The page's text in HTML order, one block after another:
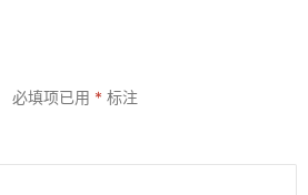
必填项已用 * 标注